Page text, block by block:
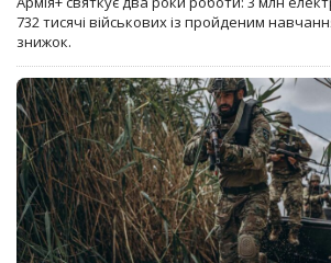
732 тисячі військових із пройденим
знижок.